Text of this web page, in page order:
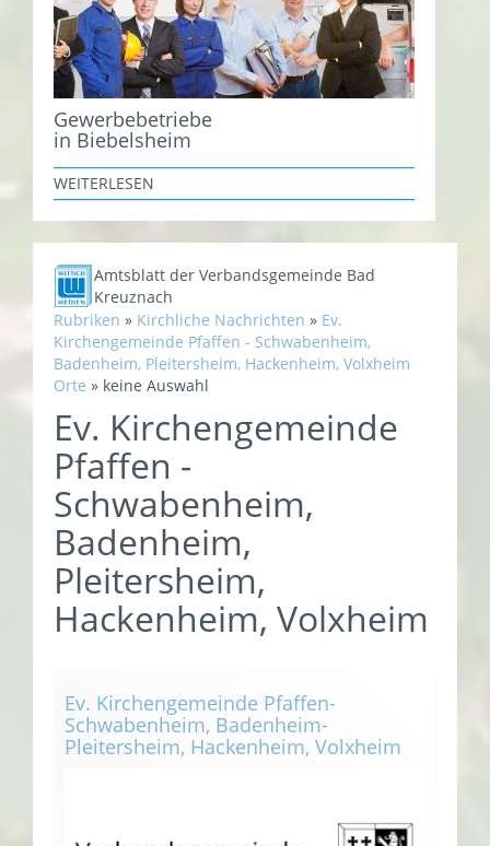
Gewerbebetriebe
in Biebelsheim
WEITERLESEN
Amtsblatt der Verbandsgemeinde Bad
Kreuznach
Rubriken » Kirchliche Nachrichten » Ev.
Kirchengemeinde Pfaffen - Schwabenheim,
Badenheim, Pleitersheim, Hackenheim, Volxheim
Orte » keine Auswahl
Ev. Kirchengemeinde
Pfaffen -
Schwabenheim,
Badenheim,
Pleitersheim,
Hackenheim, Volxheim
Ev. Kirchengemeinde Pfaffen-
Schwabenheim, Badenheim-
Pleitersheim, Hackenheim, Volxheim